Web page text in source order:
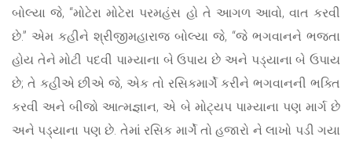
બોલ્યા જે, “મોટેરા મોટેરા પરમહંસ હો તે આગળ આવો, વાત કરવી
છે.” એમ કહીને શ્રીજીમહારાજ બોલ્યા જે, “જે ભગવાનને ભજતા
હોય તેને મોટી પદવી પામ્યાના બે ઉપાય છે અને પડ્યાના બે ઉપાય
છે; તે કહીએ છીએ જે, એક તો રસિકમાર્ગે કરીને ભગવાનની ભક્તિ
કરવી અને બીજો આત્મજ્ઞાન, એ બે મોટ્યપ પામ્યાના પણ માર્ગ છે
અને પડ્યાના પણ છે. તેમાં રસિક માર્ગે તો હજારો ને લાખો પડી ગયા